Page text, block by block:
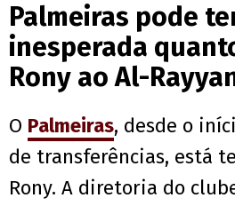
Palmeiras pode
inesperada
Rony ao Al-
O Palmeiras, desde o
de transferências, está
Rony. A diretoria do